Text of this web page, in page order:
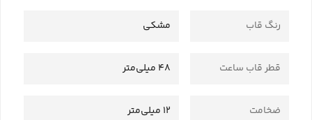
رنگ قاب مشکی
قطر قاب ساعت 48 میلی‌متر
ضخامت 12 میلی‌متر